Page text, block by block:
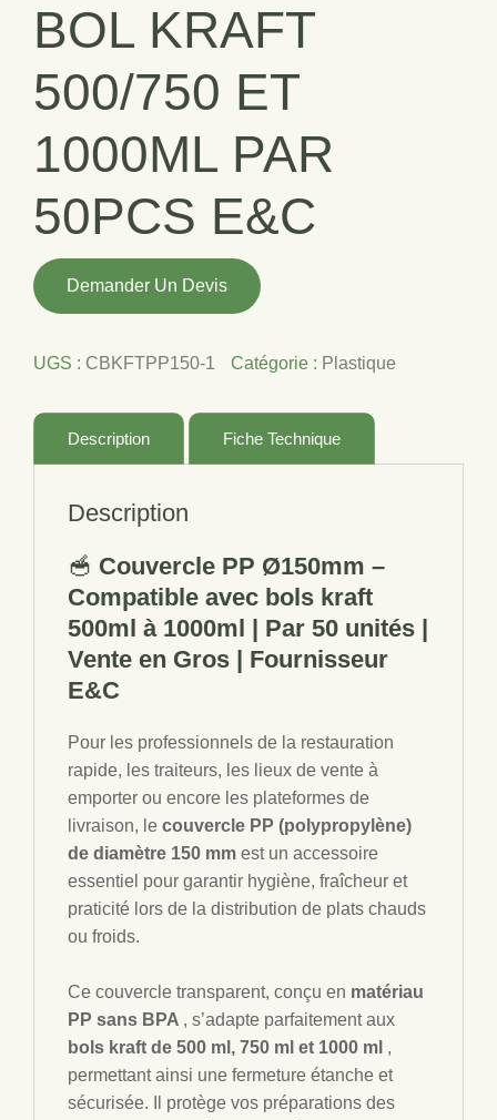
BOL KRAFT
500/750 ET
1000ML PAR
50PCS E&C
quantité
de
PP
POUR
KRAFT
50PCS
E&C
Demander Un Devis
UGS : CBKFTPP150-1 Catégorie : Plastique
Description Fiche Technique
Description
🥣 Couvercle PP Ø150mm –
Compatible avec bols kraft
500ml à 1000ml | Par 50 unités |
Vente en Gros | Fournisseur
E&C
Pour les professionnels de la restauration
rapide, les traiteurs, les lieux de vente à
emporter ou encore les plateformes de
livraison, le couvercle PP (polypropylène)
de diamètre 150 mm est un accessoire
essentiel pour garantir hygiène, fraîcheur et
praticité lors de la distribution de plats chauds
ou froids.
Ce couvercle transparent, conçu en matériau
PP sans BPA , s’adapte parfaitement aux
bols kraft de 500 ml, 750 ml et 1000 ml ,
permettant ainsi une fermeture étanche et
sécurisée. Il protège vos préparations des